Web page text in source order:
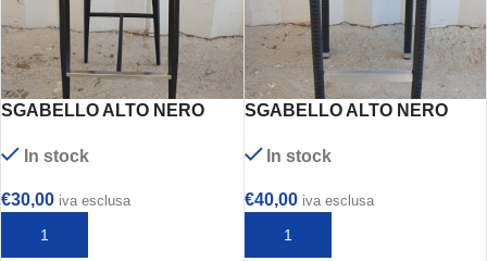
SGABELLO ALTO NERO
In stock
€30,00 iva esclusa
AGGIUNGI AL CARRELLO
SGABELLO ALTO NERO
In stock
€40,00 iva esclusa
AGGIUNGI AL CARRELLO